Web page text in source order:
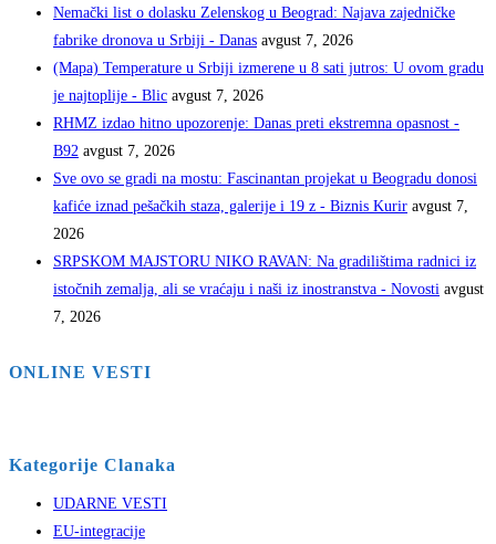
Nemački list o dolasku Zelenskog u Beograd: Najava zajedničke
fabrike dronova u Srbiji - Danas avgust 7, 2026
(Mapa) Temperature u Srbiji izmerene u 8 sati jutros: U ovom gradu
je najtoplije - Blic avgust 7, 2026
RHMZ izdao hitno upozorenje: Danas preti ekstremna opasnost -
B92 avgust 7, 2026
Sve ovo se gradi na mostu: Fascinantan projekat u Beogradu donosi
kafiće iznad pešačkih staza, galerije i 19 z - Biznis Kurir avgust 7,
2026
SRPSKOM MAJSTORU NIKO RAVAN: Na gradilištima radnici iz
istočnih zemalja, ali se vraćaju i naši iz inostranstva - Novosti avgust
7, 2026
ONLINE VESTI
Kategorije Clanaka
UDARNE VESTI
EU-integracije